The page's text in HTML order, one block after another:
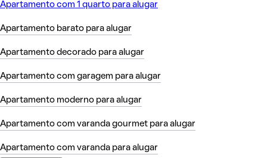
Apartamento com 1 quarto para alugar
Apartamento barato para alugar
Apartamento decorado para alugar
Apartamento com garagem para alugar
Apartamento moderno para alugar
Apartamento com varanda gourmet para alugar
Apartamento com varanda para alugar